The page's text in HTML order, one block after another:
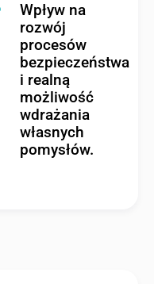
Wpływ na
rozwój
procesów
bezpieczeństwa
i realną
możliwość
wdrażania
własnych
pomysłów.